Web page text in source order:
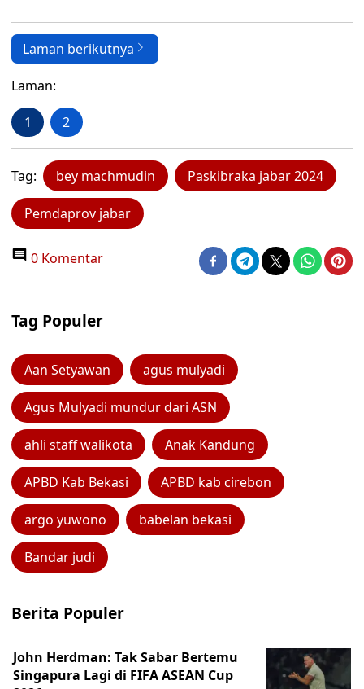
Laman berikutnya
Laman:
1 2
Tag: bey machmudin Paskibraka jabar 2024
Pemdaprov jabar
0 Komentar
Tag Populer
Aan Setyawan agus mulyadi
Agus Mulyadi mundur dari ASN
ahli staff walikota Anak Kandung
APBD Kab Bekasi APBD kab cirebon
argo yuwono babelan bekasi
Bandar judi
Berita Populer
John Herdman: Tak Sabar Bertemu
Singapura Lagi di FIFA ASEAN Cup